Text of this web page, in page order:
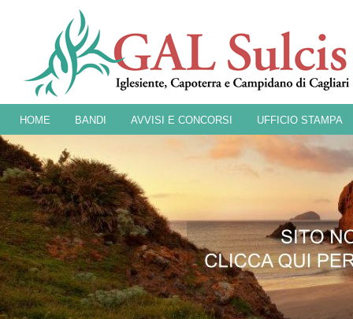
HOME BANDI AVVISI E CONCORSI UFFICIO STAMPA